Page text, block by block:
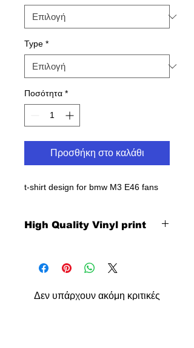
Type *
Ποσότητα *
Προσθήκη στο καλάθι
t-shirt design for bmw M3 E46 fans
High Quality Vinyl print
Δεν υπάρχουν ακόμη κριτικές